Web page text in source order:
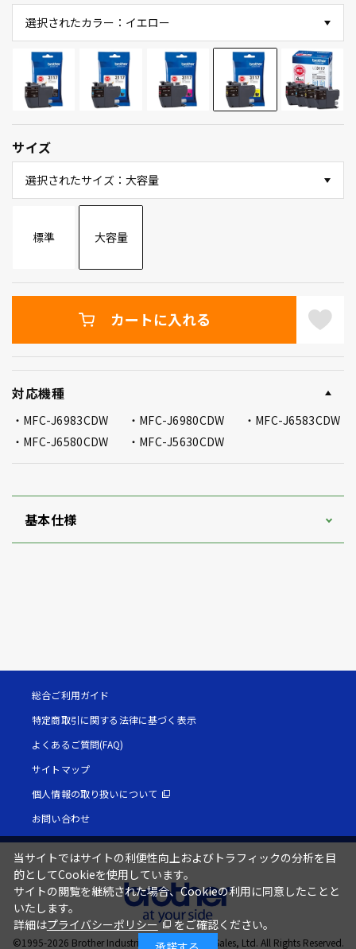
選択されたカラー：イエロー
サイズ
選択されたサイズ：大容量
標準 大容量
カートに入れる
対応機種
MFC-J6983CDW MFC-J6980CDW
MFC-J6583CDW
MFC-J6580CDW
MFC-J5630CDW
基本仕様
総合ご利用ガイド
特定商取引に関する法律に基づく表示
よくあるご質問(FAQ)
サイトマップ
個人情報の取り扱いについて
お問い合わせ
©1995-2026 Brother Industries, Ltd. / Brother Sales, Ltd. All Rights Reserved.
当サイトではサイトの利便性向上およびトラフィックの分析を目
的としてCookieを使用しています。
サイトの閲覧を継続された場合、Cookieの利用に同意したことと
いたします。
詳細はプライバシーポリシー
をご確認ください。